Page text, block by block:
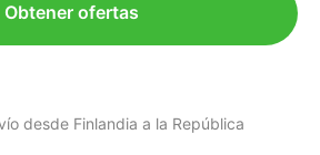
Obtener ofertas
desde Finlandia a la República